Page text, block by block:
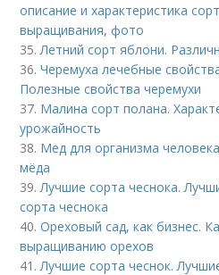
описание и характеристика
выращивания, фото
35.Летний сорт яблони.
36.Черемуха лечебные
Полезные свойства черемухи
37. Малина сорт полана.
урожайность
38. Мед для организма
мёда
39.Лучшие сорта чеснока.
сорта чеснока
40.Ореховый сад, как бизнес.
выращиванию орехов
41.Лучшие сорта чеснок.